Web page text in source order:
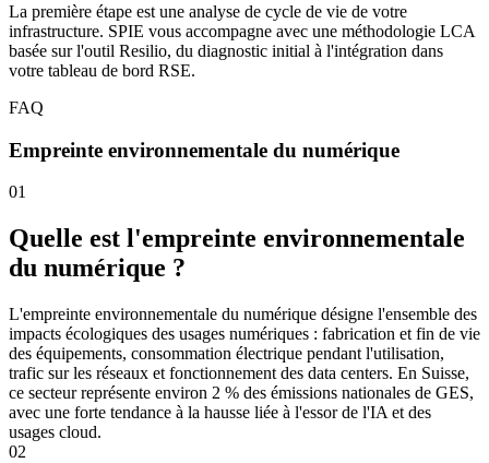
La première étape est une analyse de cycle de vie de votre
infrastructure. SPIE vous accompagne avec une méthodologie LCA
basée sur l'outil Resilio, du diagnostic initial à l'intégration dans
votre tableau de bord RSE.
FAQ
Empreinte environnementale du numérique
01
Quelle est l'empreinte environnementale
du numérique ?
L'empreinte environnementale du numérique désigne l'ensemble des
impacts écologiques des usages numériques : fabrication et fin de vie
des équipements, consommation électrique pendant l'utilisation,
trafic sur les réseaux et fonctionnement des data centers. En Suisse,
ce secteur représente environ 2 % des émissions nationales de GES,
avec une forte tendance à la hausse liée à l'essor de l'IA et des
usages cloud.
02